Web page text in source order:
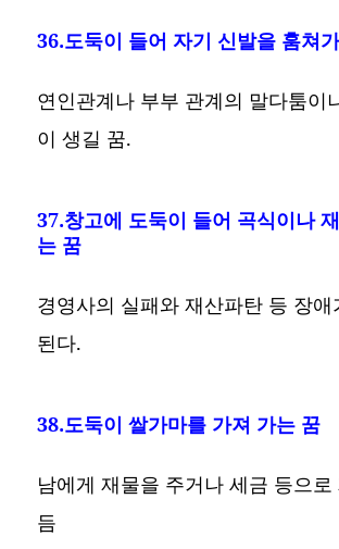
36.도둑이 들어 자기 신발을 훔쳐
연인관계나 부부 관계의 말다툼이
이 생길 꿈.
37.창고에 도둑이 들어 곡식이나
는 꿈
경영사의 실패와 재산파탄 등 장애
된다.
38.도둑이 쌀가마를 가져 가는 꿈
남에게 재물을 주거나 세금 등으로
듬